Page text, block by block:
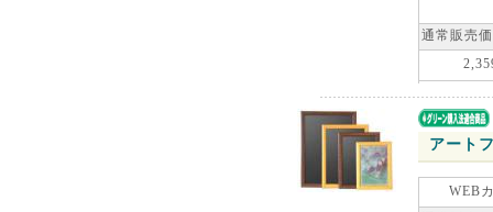
通常販売
アート
WEB